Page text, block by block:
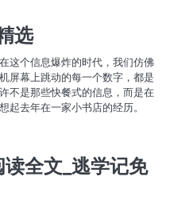
选
这个信息爆炸的时代，我们仿佛
屏幕上跳动的每一个数字，都是
不是那些快餐式的信息，而是在
去年在一家小书店的经历。
全文_逃学记免